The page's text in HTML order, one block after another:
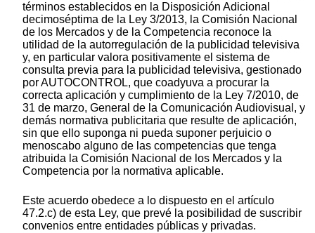
términos establecidos en la Disposición Adicional
decimoséptima de la Ley 3/2013, la Comisión Nacional
de los Mercados y de la Competencia reconoce la
utilidad de la autorregulación de la publicidad televisiva
y, en particular valora positivamente el sistema de
consulta previa para la publicidad televisiva, gestionado
por AUTOCONTROL, que coadyuva a procurar la
correcta aplicación y cumplimiento de la Ley 7/2010, de
31 de marzo, General de la Comunicación Audiovisual, y
demás normativa publicitaria que resulte de aplicación,
sin que ello suponga ni pueda suponer perjuicio o
menoscabo alguno de las competencias que tenga
atribuida la Comisión Nacional de los Mercados y la
Competencia por la normativa aplicable.
Este acuerdo obedece a lo dispuesto en el artículo
47.2.c) de esta Ley, que prevé la posibilidad de suscribir
convenios entre entidades públicas y privadas.